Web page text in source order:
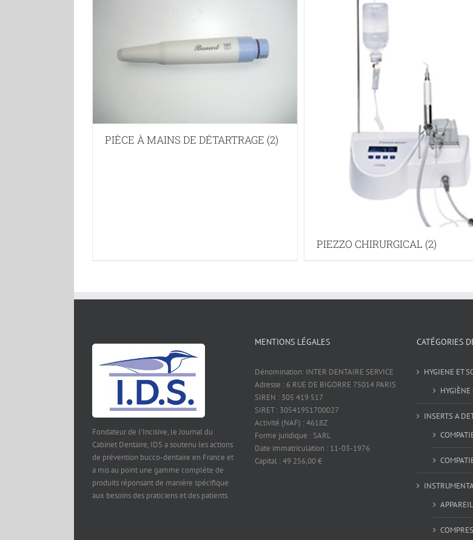
PIÈCE À MAINS DE DÉTARTRAGE (2)
PIEZZO CHIRURGICAL (2)
Fondateur de l'Incisive, le Journal du
Cabinet Dentaire, IDS a soutenu les actions
de prévention bucco-dentaire en France et
a mis au point une gamme complète de
produits réponsant de manière spécifique
aux besoins des praticiens et des patients.
MENTIONS LÉGALES
Dénomination: INTER DENTAIRE SERVICE
Adresse : 6 RUE DE BIGORRE 75014 PARIS
SIREN : 305 419 517
SIRET : 30541951700027
Activité (NAF) : 4618Z
Forme juridique : SARL
Date immatriculation : 11-03-1976
Capital : 49 256,00 €
CATÉGORIES
HYGIENE ET
INSERTS A